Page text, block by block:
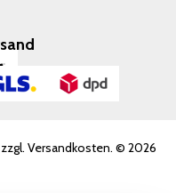
Versandkosten. © 2026